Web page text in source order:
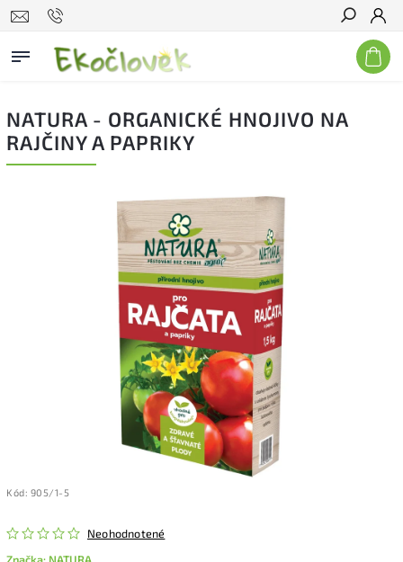
Hľadať
NATURA - ORGANICKÉ HNOJIVO NA
RAJČINY A PAPRIKY
Kód: 905/1-5
Neohodnotené
Značka: NATURA